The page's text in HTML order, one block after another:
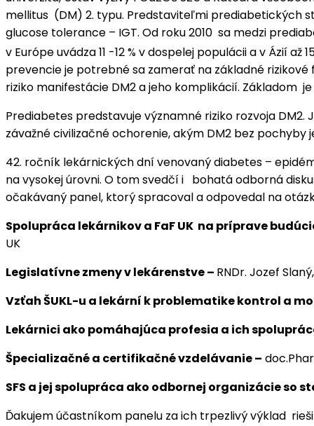
mellitus (DM) 2. typu. Predstaviteľmi prediabetických
glucose tolerance – IGT. Od roku 2010 sa medzi
v Európe uvádza 11 -12 % v dospelej populácii a v Ázií
prevencie je potrebné sa zamerať na základné
riziko manifestácie DM2 a jeho komplikácií. Základom
Prediabetes predstavuje významné riziko rozvoja
závažné civilizačné ochorenie, akým DM2 bez pochyby
42. ročník lekárnických dní venovaný diabetes –
na vysokej úrovni. O tom svedčí i bohatá odborná
očakávaný panel, ktorý spracoval a odpovedal na
Spolupráca lekárnikov a FaF UK na príprave
UK
Legislatívne zmeny v lekárenstve – RNDr. Jozef
Vzťah ŠUKL-u a lekární k problematike kontrol a
Lekárnici ako pomáhajúca profesia a ich
Špecializačné a certifikačné vzdelávanie –
SFS a jej spolupráca ako odbornej organizácie so
Ďakujem účastníkom panelu za ich trpezlivý výklad